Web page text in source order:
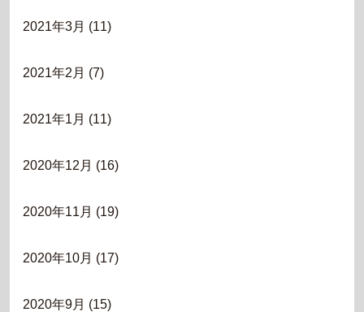
2021年3月 (11)
2021年2月 (7)
2021年1月 (11)
2020年12月 (16)
2020年11月 (19)
2020年10月 (17)
2020年9月 (15)